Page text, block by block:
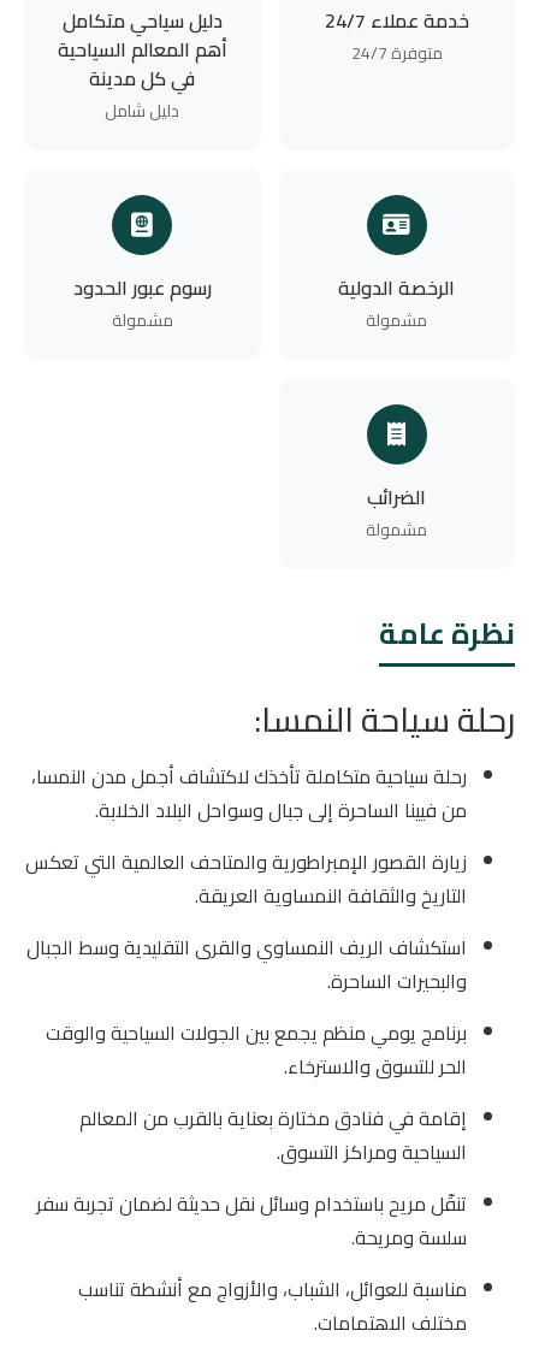
خدمة عملاء 24/7
متوفرة 24/7
دليل سياحي متكامل
أهم المعالم السياحية
في كل مدينة
دليل شامل
الرخصة الدولية
مشمولة
رسوم عبور الحدود
مشمولة
الضرائب
مشمولة
نظرة عامة
رحلة سياحة النمسا:
رحلة سياحية متكاملة تأخذك لاكتشاف أجمل مدن النمسا،
من فيينا الساحرة إلى جبال وسواحل البلاد الخلابة.
زيارة القصور الإمبراطورية والمتاحف العالمية التي تعكس
التاريخ والثقافة النمساوية العريقة.
استكشاف الريف النمساوي والقرى التقليدية وسط الجبال
والبحيرات الساحرة.
برنامج يومي منظم يجمع بين الجولات السياحية والوقت
الحر للتسوق والاسترخاء.
إقامة في فنادق مختارة بعناية بالقرب من المعالم
السياحية ومراكز التسوق.
تنقّل مريح باستخدام وسائل نقل حديثة لضمان تجربة سفر
سلسة ومريحة.
مناسبة للعوائل، الشباب، والأزواج مع أنشطة تناسب
مختلف الاهتمامات.